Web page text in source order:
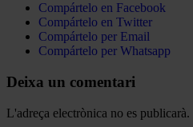
Compártelo en Facebook
Compártelo en Twitter
Compártelo per Email
Compártelo per Whatsapp
Deixa un comentari
L'adreça electrònica no es publicarà.